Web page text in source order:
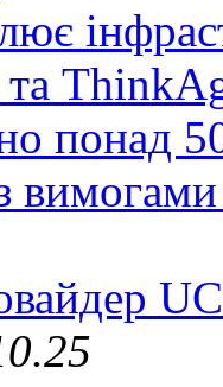
та
понад
вимогами